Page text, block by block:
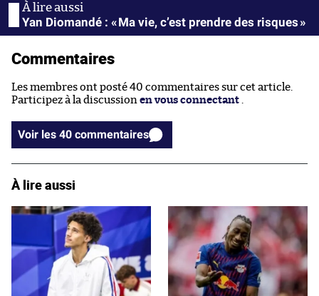
Yan Diomandé : « Ma vie, c’est prendre des risques »
Commentaires
Les membres ont posté 40 commentaires sur cet article.
Participez à la discussion en vous connectant
Voir les 40 commentaires
À lire aussi